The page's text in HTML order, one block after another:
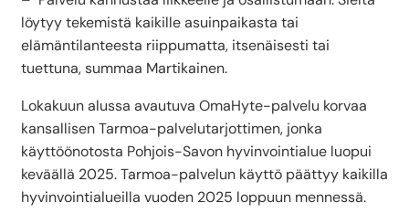
löytyy tekemistä kaikille asuinpaikasta tai
elämäntilanteesta riippumatta, itsenäisesti tai
tuettuna, summaa Martikainen.
Lokakuun alussa avautuva OmaHyte-palvelu korvaa
kansallisen Tarmoa-palvelutarjottimen, jonka
käyttöönotosta Pohjois-Savon hyvinvointialue luopui
keväällä 2025. Tarmoa-palvelun käyttö päättyy kaikilla
hyvinvointialueilla vuoden 2025 loppuun mennessä.